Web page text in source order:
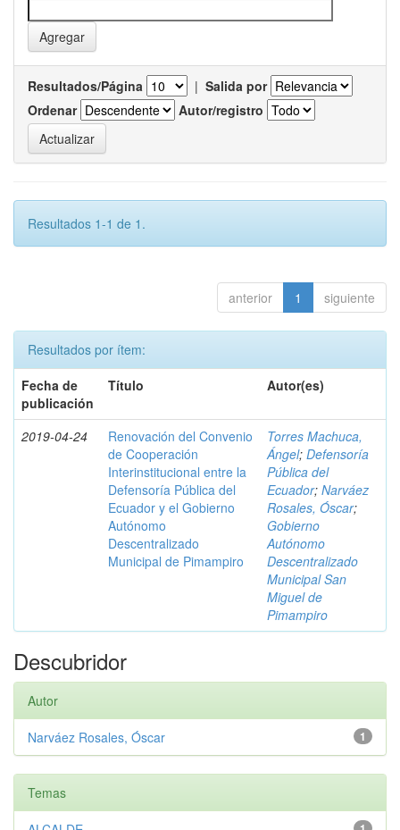
Resultados/Página | Salida por
Ordenar
Autor/registro
Resultados 1-1 de 1.
anterior 1 siguiente
Resultados por ítem:
Fecha de
publicación
Título Autor(es)
2019-04-24
Renovación del Convenio
de Cooperación
Interinstitucional entre la
Defensoría Pública del
Ecuador y el Gobierno
Autónomo
Descentralizado
Municipal de Pimampiro
Torres Machuca,
Ángel; Defensoría
Pública del
Ecuador; Narváez
Rosales, Óscar;
Gobierno
Autónomo
Descentralizado
Municipal San
Miguel de
Pimampiro
Descubridor
Autor
1
Narváez Rosales, Óscar
Temas